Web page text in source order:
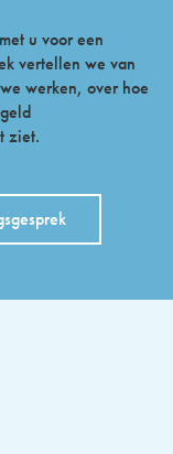
u voor een
vertellen we van
werken, over hoe
ziet.